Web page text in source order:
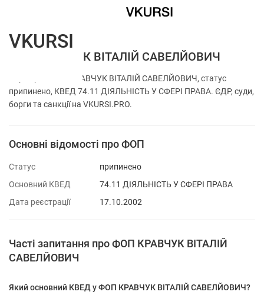
ФОП КРАВЧУК ВІТАЛІЙ САВЕЛЙОВИЧ
Перевірка ФОП КРАВЧУК ВІТАЛІЙ САВЕЛЙОВИЧ, статус
припинено, КВЕД 74.11 ДІЯЛЬНІСТЬ У СФЕРІ ПРАВА. ЄДР, суди,
борги та санкції на VKURSI.PRO.
Основні відомості про ФОП
Статус
припинено
Основний КВЕД
74.11 ДІЯЛЬНІСТЬ У СФЕРІ ПРАВА
Дата реєстрації
17.10.2002
Часті запитання про ФОП КРАВЧУК ВІТАЛІЙ
САВЕЛЙОВИЧ
Який основний КВЕД у ФОП КРАВЧУК ВІТАЛІЙ САВЕЛЙОВИЧ?
VKURSI